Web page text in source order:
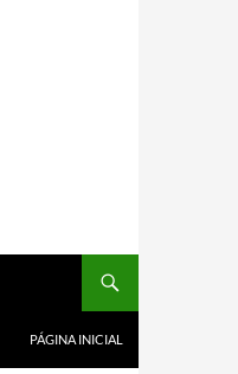
PÁGINA INICIAL